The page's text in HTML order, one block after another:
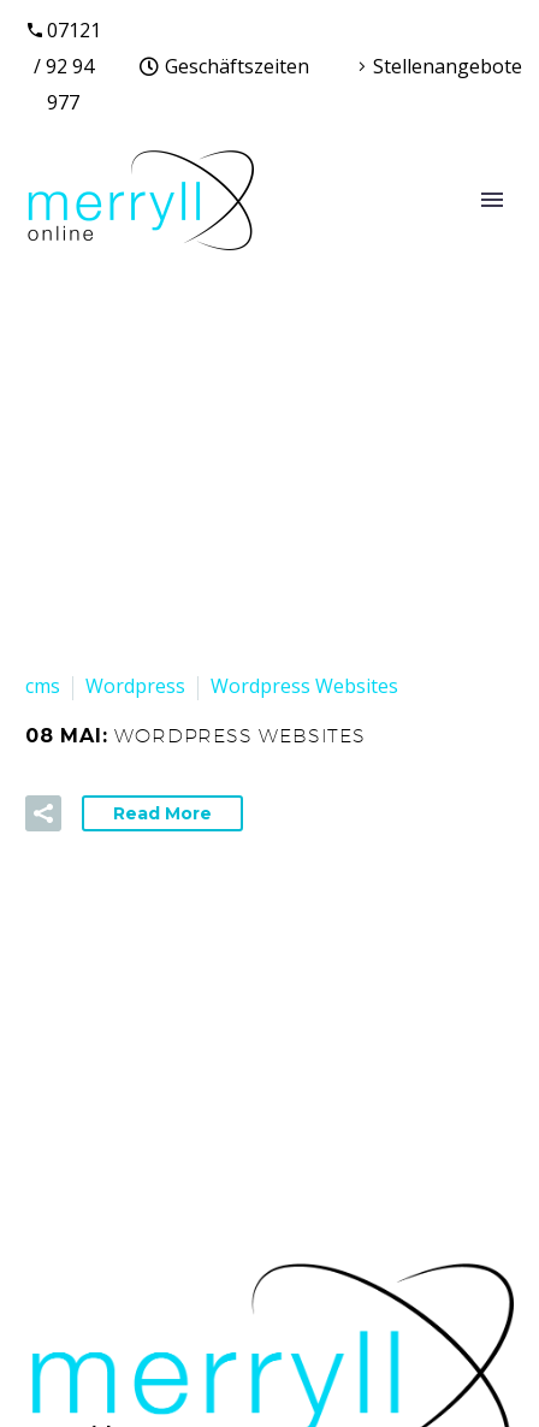
07121
/ 92 94
977
Geschäftszeiten Stellenangebote
cms Wordpress Wordpress Websites
08 MAI:WORDPRESS WEBSITES
Read More